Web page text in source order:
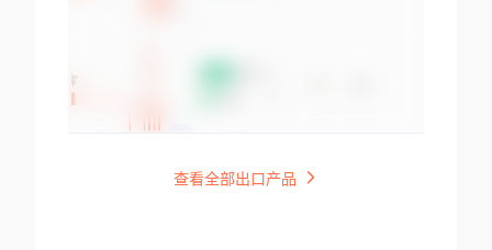
查看全部出口产品